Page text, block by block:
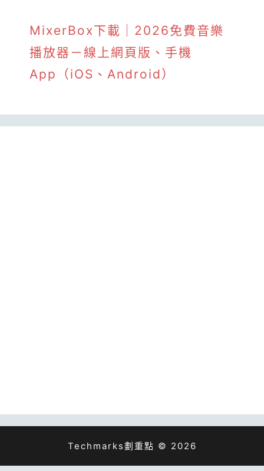
MixerBox下載｜2026免費音樂
播放器－線上網頁版、手機
App（iOS、Android）
Techmarks劃重點 © 2026